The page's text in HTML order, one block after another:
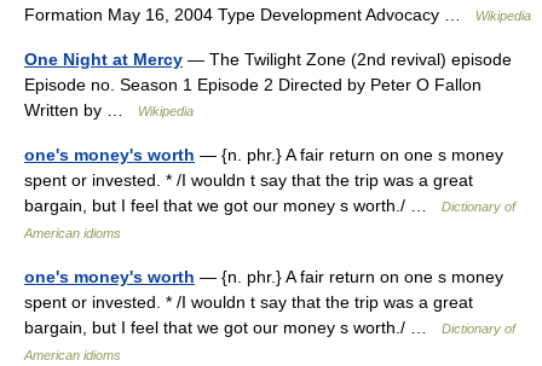
Formation May 16, 2004 Type Development Advocacy …
Wikipedia
One Night at Mercy — The Twilight Zone (2nd revival) episode
Episode no. Season 1 Episode 2 Directed by Peter O Fallon
Written by …
Wikipedia
one's money's worth — {n. phr.} A fair return on one s money
spent or invested. * /I wouldn t say that the trip was a great
bargain, but I feel that we got our money s worth./ …
Dictionary of
American idioms
one's money's worth — {n. phr.} A fair return on one s money
spent or invested. * /I wouldn t say that the trip was a great
bargain, but I feel that we got our money s worth./ …
Dictionary of
American idioms